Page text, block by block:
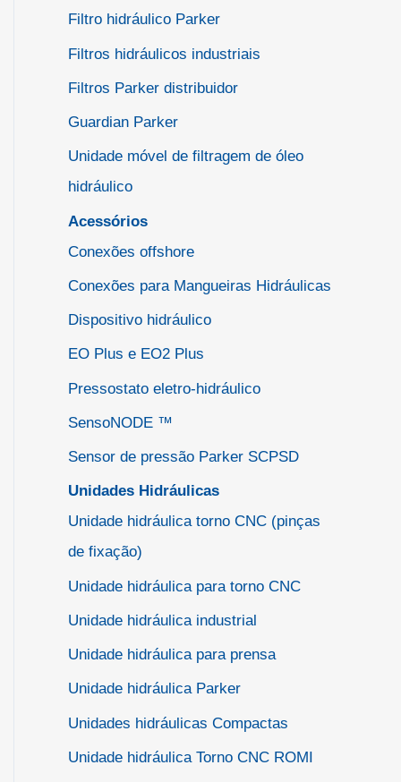
Filtro hidráulico Parker
Filtros hidráulicos industriais
Filtros Parker distribuidor
Guardian Parker
Unidade móvel de filtragem de óleo
hidráulico
Acessórios
Conexões offshore
Conexões para Mangueiras Hidráulicas
Dispositivo hidráulico
EO Plus e EO2 Plus
Pressostato eletro-hidráulico
SensoNODE ™
Sensor de pressão Parker SCPSD
Unidades Hidráulicas
Unidade hidráulica torno CNC (pinças
de fixação)
Unidade hidráulica para torno CNC
Unidade hidráulica industrial
Unidade hidráulica para prensa
Unidade hidráulica Parker
Unidades hidráulicas Compactas
Unidade hidráulica Torno CNC ROMI